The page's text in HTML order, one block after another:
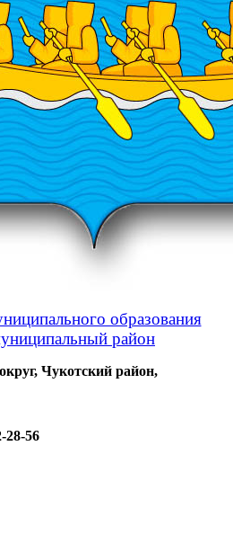
образования
район
Чукотский район,
28-56